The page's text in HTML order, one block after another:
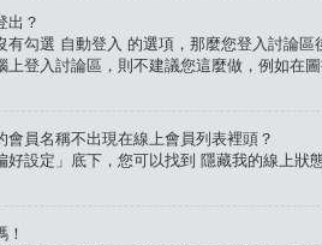
出？
有勾選 自動登入 的選項，那麼您登入討論區
上登入討論區，則不建議您這麼做，例如在
會員名稱不出現在線上會員列表裡頭？
好設定」底下，您可以找到 隱藏我的線上狀
！